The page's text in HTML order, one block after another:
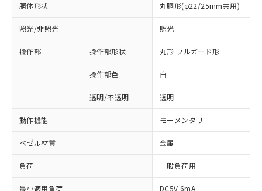
胴体形状 丸胴形(φ22/25mm共用)
照光/非照光 照光
操作部 操作部形状 丸形 フルガード形
操作部色 白
透明/不透明 透明
動作機能 モーメンタリ
ベゼル材質 金属
負荷 一般負荷用
最小適用負荷 DC5V 6mA